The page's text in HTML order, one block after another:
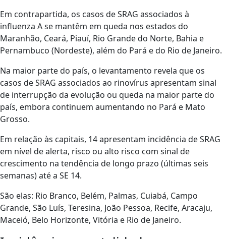
Em contrapartida, os casos de SRAG associados à
influenza A se mantêm em queda nos estados do
Maranhão, Ceará, Piauí, Rio Grande do Norte, Bahia e
Pernambuco (Nordeste), além do Pará e do Rio de Janeiro.
Na maior parte do país, o levantamento revela que os
casos de SRAG associados ao rinovírus apresentam sinal
de interrupção da evolução ou queda na maior parte do
país, embora continuem aumentando no Pará e Mato
Grosso.
Em relação às capitais, 14 apresentam incidência de SRAG
em nível de alerta, risco ou alto risco com sinal de
crescimento na tendência de longo prazo (últimas seis
semanas) até a SE 14.
São elas: Rio Branco, Belém, Palmas, Cuiabá, Campo
Grande, São Luís, Teresina, João Pessoa, Recife, Aracaju,
Maceió, Belo Horizonte, Vitória e Rio de Janeiro.